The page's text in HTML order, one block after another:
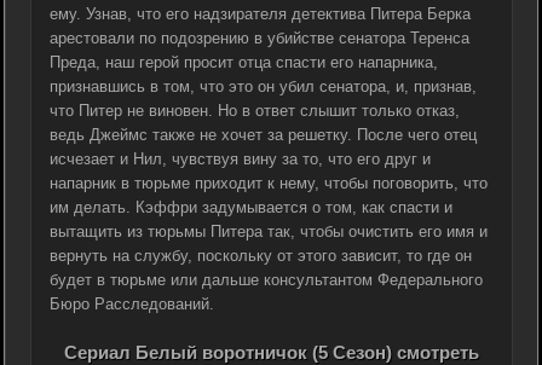
ему. Узнав, что его надзирателя детектива Питера Берка
арестовали по подозрению в убийстве сенатора Теренса
Преда, наш герой просит отца спасти его напарника,
признавшись в том, что это он убил сенатора, и, признав,
что Питер не виновен. Но в ответ слышит только отказ,
ведь Джеймс также не хочет за решетку. После чего отец
исчезает и Нил, чувствуя вину за то, что его друг и
напарник в тюрьме приходит к нему, чтобы поговорить, что
им делать. Кэффри задумывается о том, как спасти и
вытащить из тюрьмы Питера так, чтобы очистить его имя и
вернуть на службу, поскольку от этого зависит, то где он
будет в тюрьме или дальше консультантом Федерального
Бюро Расследований.
Сериал Белый воротничок (5 Сезон) смотреть